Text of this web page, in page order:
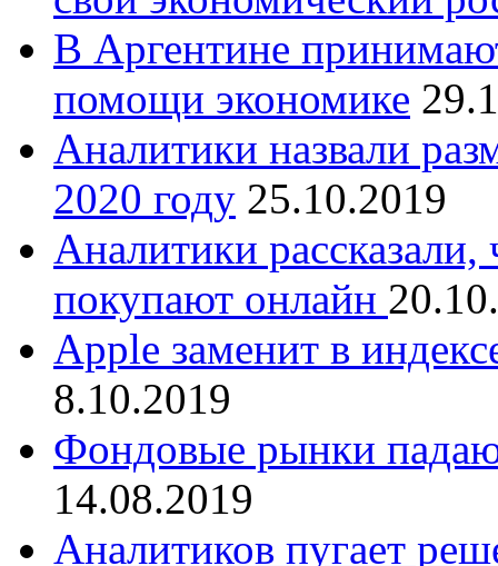
В Аргентине
помощи экономике
Аналитики назвали
2020 году 25.10.2019
Аналитики
покупают онлайн
Apple заменит в
8.10.2019
Фондовые рынки
14.08.2019
Аналитиков пугает